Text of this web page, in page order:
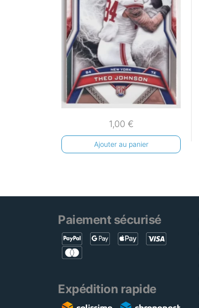
1,00 €
Ajouter au panier
Paiement sécurisé
Expédition rapide